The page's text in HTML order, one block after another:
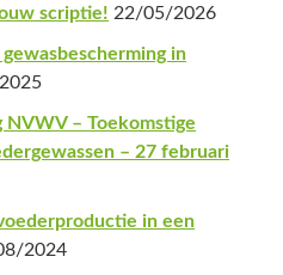
scriptie! 22/05/2026
in
NVWV – Toekomstige
– 27 februari
in een
2024